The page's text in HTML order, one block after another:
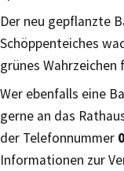
Der neu gepflanzte
Schöppenteiches
grünes Wahrzeichen
Wer ebenfalls eine
gerne an das
der Telefonnummer
Informationen zur